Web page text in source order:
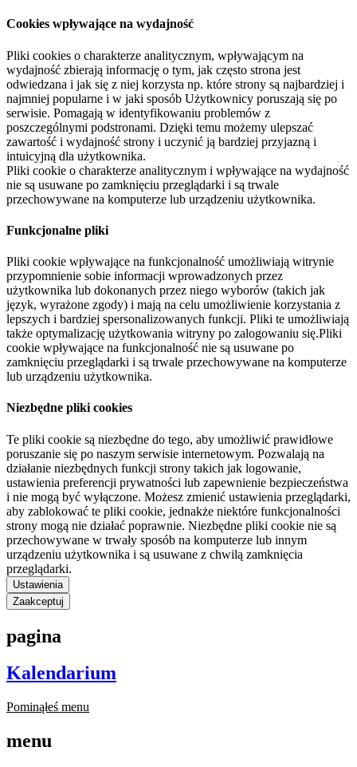
Cookies wpływające na wydajność
Pliki cookies o charakterze analitycznym, wpływającym na
wydajność zbierają informację o tym, jak często strona jest
odwiedzana i jak się z niej korzysta np. które strony są najbardziej i
najmniej popularne i w jaki sposób Użytkownicy poruszają się po
serwisie. Pomagają w identyfikowaniu problemów z
poszczególnymi podstronami. Dzięki temu możemy ulepszać
zawartość i wydajność strony i uczynić ją bardziej przyjazną i
intuicyjną dla użytkownika.
Pliki cookie o charakterze analitycznym i wpływające na wydajność
nie są usuwane po zamknięciu przeglądarki i są trwale
przechowywane na komputerze lub urządzeniu użytkownika.
Funkcjonalne pliki
Pliki cookie wpływające na funkcjonalność umożliwiają witrynie
przypomnienie sobie informacji wprowadzonych przez
użytkownika lub dokonanych przez niego wyborów (takich jak
język, wyrażone zgody) i mają na celu umożliwienie korzystania z
lepszych i bardziej spersonalizowanych funkcji. Pliki te umożliwiają
także optymalizację użytkowania witryny po zalogowaniu się.Pliki
cookie wpływające na funkcjonalność nie są usuwane po
zamknięciu przeglądarki i są trwale przechowywane na komputerze
lub urządzeniu użytkownika.
Niezbędne pliki cookies
Te pliki cookie są niezbędne do tego, aby umożliwić prawidłowe
poruszanie się po naszym serwisie internetowym. Pozwalają na
działanie niezbędnych funkcji strony takich jak logowanie,
ustawienia preferencji prywatności lub zapewnienie bezpieczeństwa
i nie mogą być wyłączone. Możesz zmienić ustawienia przeglądarki,
aby zablokować te pliki cookie, jednakże niektóre funkcjonalności
strony mogą nie działać poprawnie. Niezbędne pliki cookie nie są
przechowywane w trwały sposób na komputerze lub innym
urządzeniu użytkownika i są usuwane z chwilą zamknięcia
przeglądarki.
Ustawienia
Zaakceptuj
pagina
Kalendarium
Pominąłeś menu
menu